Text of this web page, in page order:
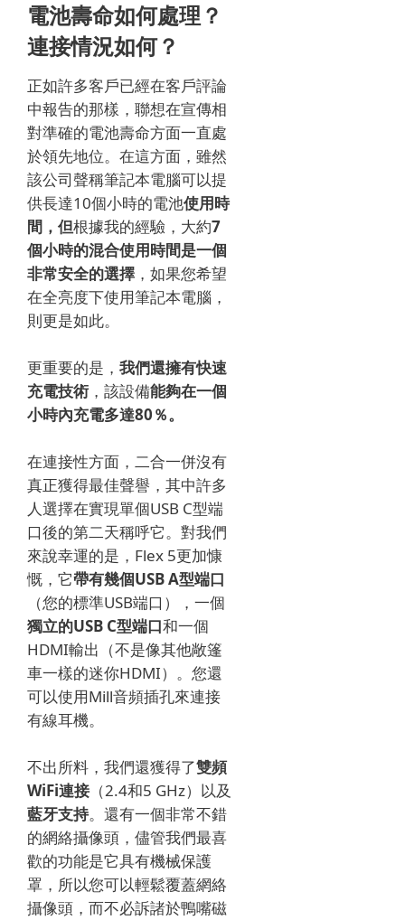
電池壽命如何處理？
連接情況如何？
正如許多客戶已經在客戶評論
中報告的那樣，聯想在宣傳相
對準確的電池壽命方面一直處
於領先地位。在這方面，雖然
該公司聲稱筆記本電腦可以提
供長達10個小時的電池使用時
間，但根據我的經驗，大約7
個小時的混合使用時間是一個
非常安全的選擇 ，如果您希望
在全亮度下使用筆記本電腦，
則更是如此。
更重要的是， 我們還擁有快速
充電技術，該設備能夠在一個
小時內充電多達80％。
在連接性方面，二合一併沒有
真正獲得最佳聲譽，其中許多
人選擇在實現單個USB C型端
口後的第二天稱呼它。對我們
來說幸運的是，Flex 5更加慷
慨，它帶有幾個USB A型端口
（您的標準USB端口），一個
獨立的USB C型端口和一個
HDMI輸出（不是像其他敞篷
車一樣的迷你HDMI）。您還
可以使用Mill音頻插孔來連接
有線耳機。
不出所料，我們還獲得了雙頻
WiFi連接 （2.4和5 GHz）以​​及
藍牙支持。還有一個非常不錯
的網絡攝像頭，儘管我們最喜
歡的功能是它具有機械保護
罩，所以您可以輕鬆覆蓋網絡
攝像頭，而不必訴諸於鴨嘴磁